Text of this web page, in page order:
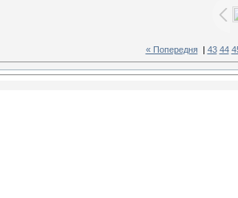
« Попередня| 43 44